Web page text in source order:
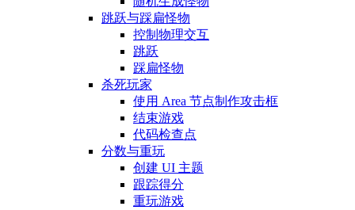
跳跃与踩扁怪物
控制物理交互
跳跃
踩扁怪物
杀死玩家
使用 Area 节点制作攻击框
结束游戏
代码检查点
分数与重玩
创建 UI 主题
跟踪得分
重玩游戏